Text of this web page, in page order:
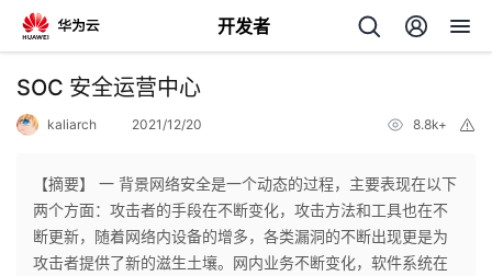
开发者
返
个
SOC 安全运营中心
kaliarch 2021/12/20 8.8k+
【摘要】 一 背景网络安全是一个动态的过程，主要表现在以下
两个方面：攻击者的手段在不断变化，攻击方法和工具也在不
断更新，随着网络内设备的增多，各类漏洞的不断出现更是为
攻击者提供了新的滋生土壤。网内业务不断变化，软件系统在